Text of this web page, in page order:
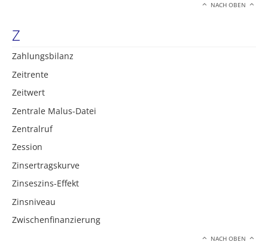
NACH OBEN
Z
Zahlungsbilanz
Zeitrente
Zeitwert
Zentrale Malus-Datei
Zentralruf
Zession
Zinsertragskurve
Zinseszins-Effekt
Zinsniveau
Zwischenfinanzierung
NACH OBEN